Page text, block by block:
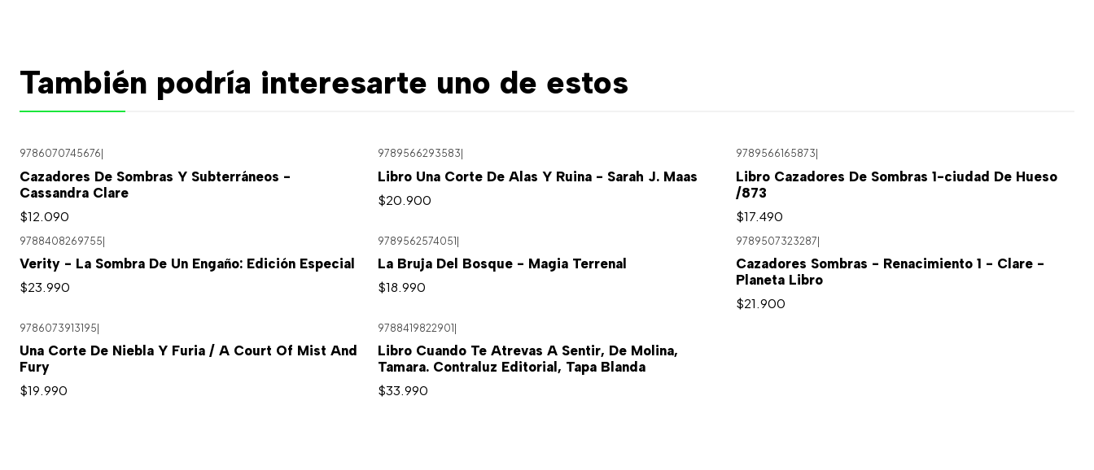
También podría interesarte uno de estos
9786070745676
Cazadores De Sombras Y Subterráneos -
Cassandra Clare
$12.090
9789566293583
Libro Una Corte De Alas Y Ruina - Sarah J. Maas
$20.900
9789566165873
Libro Cazadores De Sombras 1-ciudad De Hueso
/873
$17.490
9788408269755|
Verity - La Sombra De Un Engaño: Edición Especial
$23.990
9789562574051|
La Bruja Del Bosque - Magia Terrenal
$18.990
9789507323287|
Cazadores Sombras - Renacimiento 1 - Clare -
Planeta Libro
$21.900
9786073913195
Una Corte De Niebla Y Furia / A Court Of Mist And
Fury
$19.990
9788419822901
Libro Cuando Te Atrevas A Sentir, De Molina,
Tamara. Contraluz Editorial, Tapa Blanda
$33.990